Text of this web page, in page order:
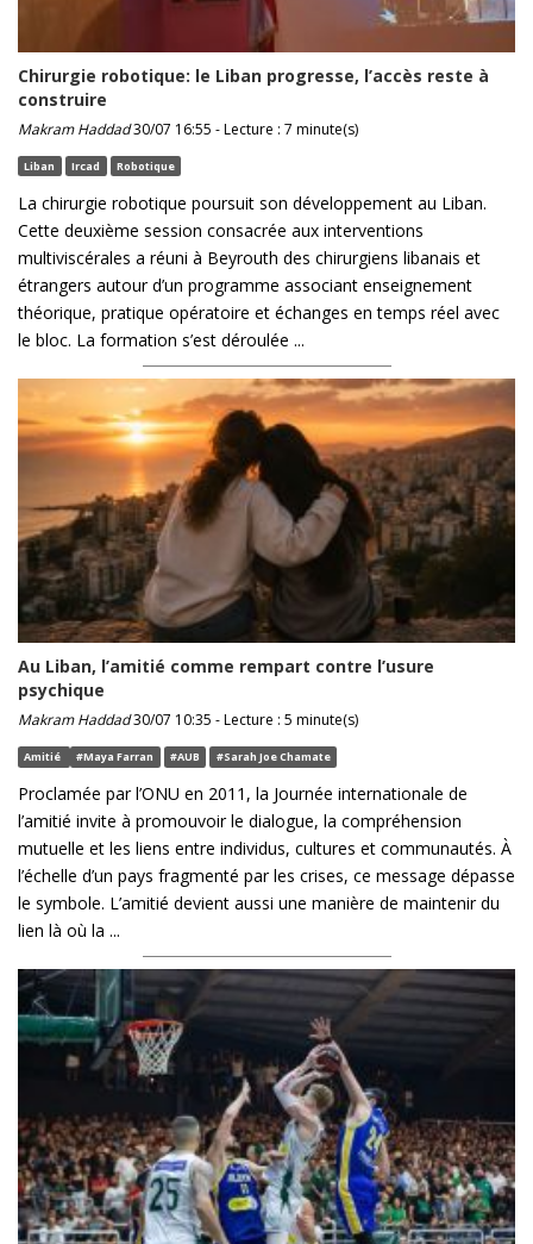
Chirurgie robotique: le Liban progresse, l’accès reste à
construire
Makram Haddad30/07 16:55 - Lecture : 7 minute(s)
Liban Ircad Robotique
La chirurgie robotique poursuit son développement au Liban.
Cette deuxième session consacrée aux interventions
multiviscérales a réuni à Beyrouth des chirurgiens libanais et
étrangers autour d’un programme associant enseignement
théorique, pratique opératoire et échanges en temps réel avec
le bloc. La formation s’est déroulée ...
Au Liban, l’amitié comme rempart contre l’usure
psychique
Makram Haddad30/07 10:35 - Lecture : 5 minute(s)
Amitié #Maya Farran #AUB #Sarah Joe Chamate
Proclamée par l’ONU en 2011, la Journée internationale de
l’amitié invite à promouvoir le dialogue, la compréhension
mutuelle et les liens entre individus, cultures et communautés. À
l’échelle d’un pays fragmenté par les crises, ce message dépasse
le symbole. L’amitié devient aussi une manière de maintenir du
lien là où la ...